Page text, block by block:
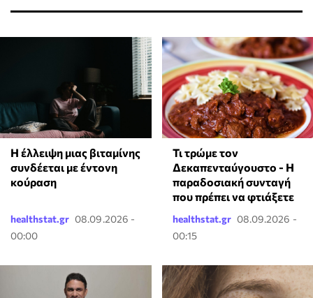
⁠Η έλλειψη μιας βιταμίνης
συνδέεται με έντονη
κούραση
healthstat.gr 08.09.2026 -
00:00
Τι τρώμε τον
Δεκαπενταύγουστο - Η
παραδοσιακή συνταγή
που πρέπει να φτιάξετε
healthstat.gr 08.09.2026 -
00:15